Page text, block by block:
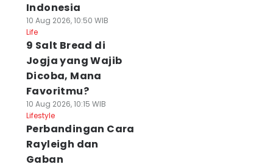
Indonesia
10 Aug 2026, 10:50 WIB
Life
9 Salt Bread di
Jogja yang Wajib
Dicoba, Mana
Favoritmu?
10 Aug 2026, 10:15 WIB
Lifestyle
Perbandingan Cara
Rayleigh dan
Gaban